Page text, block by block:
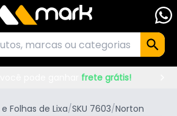
frete grátis!
Folhas de Lixa/SKU 7603/Norton